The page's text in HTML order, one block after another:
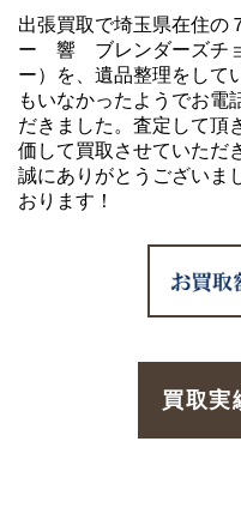
出張買取で埼玉県在住の
ー 響 ブレンダーズチ
ー）を、遺品整理をして
もいなかったようでお電
だきました。査定して頂
価して買取させていただ
誠にありがとうございま
おります！
買取実